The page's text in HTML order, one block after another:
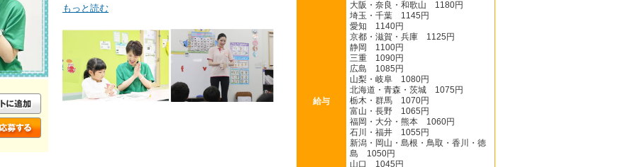
もっと読む
給与
大阪・奈良・和歌山 1180円
埼玉・千葉 1145円
愛知 1140円
京都・滋賀・兵庫 1125円
静岡 1100円
三重 1090円
広島 1085円
山梨・岐阜 1080円
北海道・青森・茨城 1075円
栃木・群馬 1070円
富山・長野 1065円
福岡・大分・熊本 1060円
石川・福井 1055円
新潟・岡山・島根・鳥取・香川・徳
島 1050円
山口 1045円